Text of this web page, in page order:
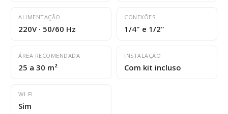
ALIMENTAÇÃO
220V · 50/60 Hz
CONEXÕES
1/4" e 1/2"
ÁREA RECOMENDADA
25 a 30 m²
INSTALAÇÃO
Com kit incluso
WI-FI
Sim